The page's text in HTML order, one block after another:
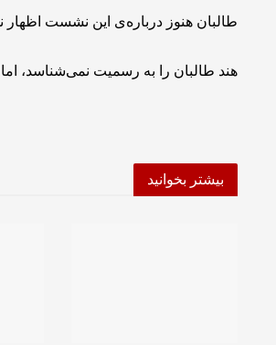
طالبان هنوز درباره‌ی این نشست
هند طالبان را به رسمیت نمی‌شناسد،
بیشتر بخوانید